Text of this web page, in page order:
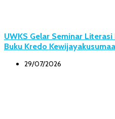
UWKS Gelar Seminar
Buku Kredo
29/07/2026